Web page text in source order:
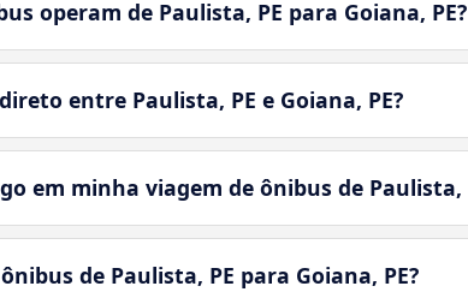
operam de Paulista, PE para Goiana, PE?
entre Paulista, PE e Goiana, PE?
em minha viagem de ônibus de Paulista,
de Paulista, PE para Goiana, PE?